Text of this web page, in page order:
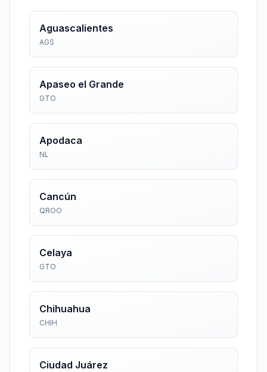
Aguascalientes
AGS
Apaseo el Grande
GTO
Apodaca
NL
Cancún
QROO
Celaya
GTO
Chihuahua
CHIH
Ciudad Juárez